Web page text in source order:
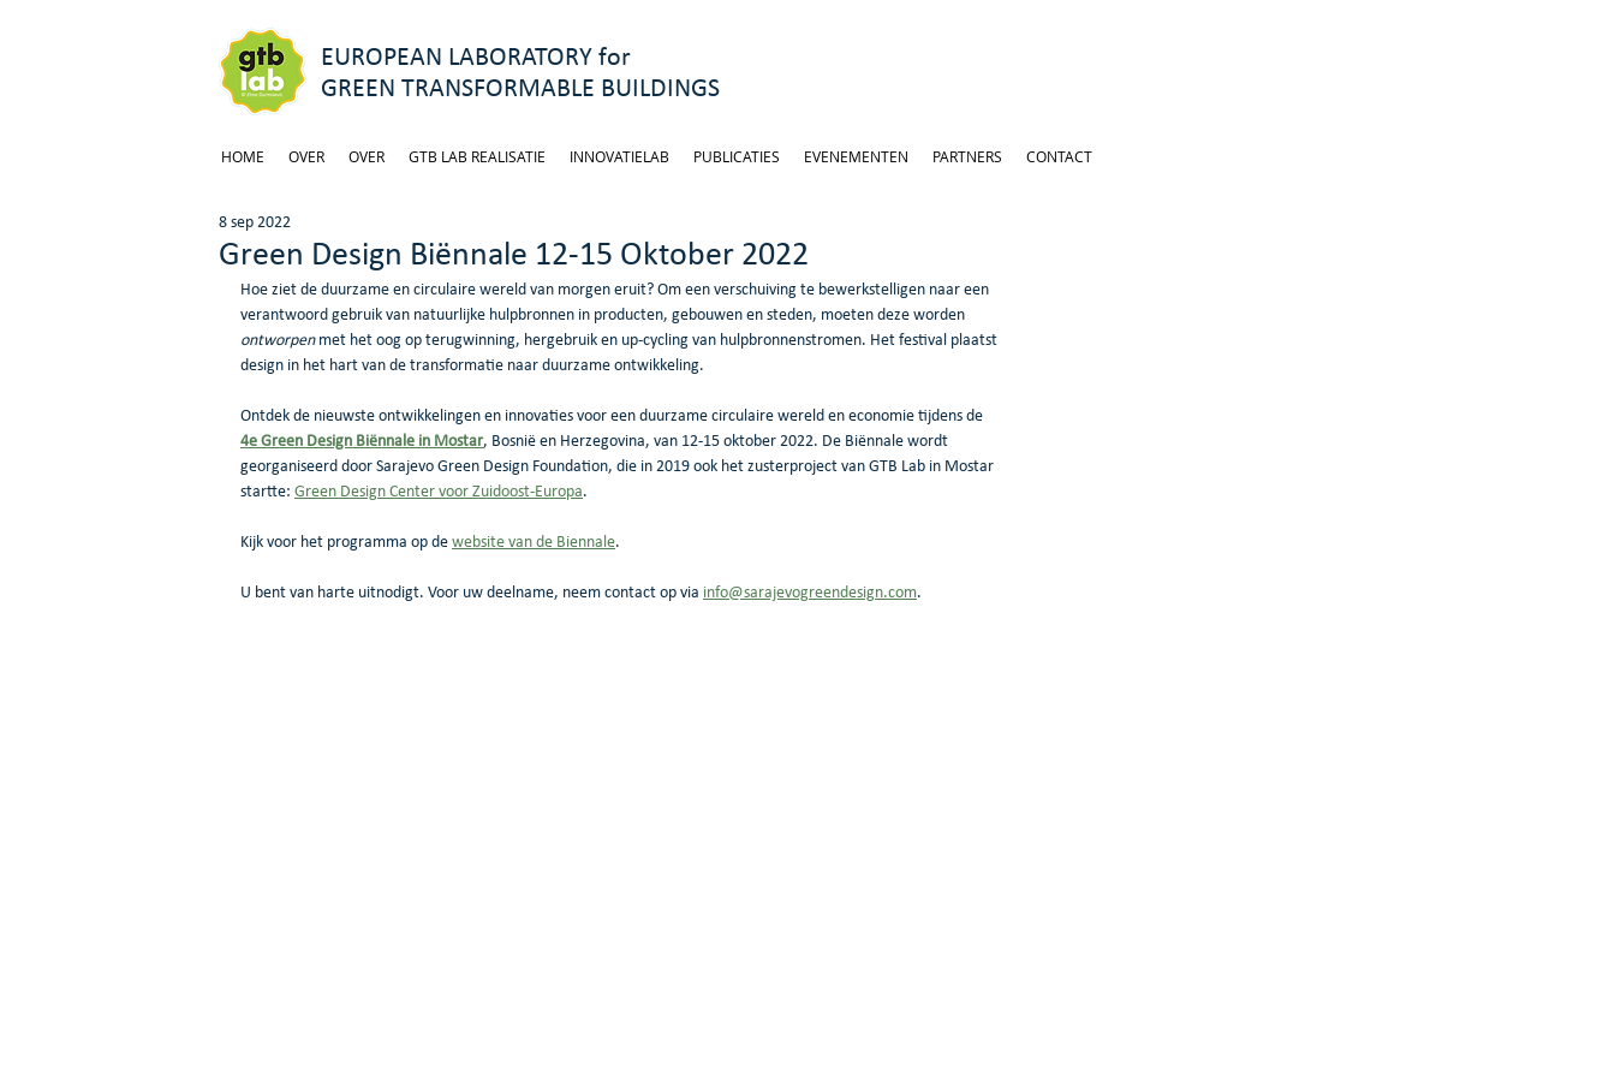
EUROPEAN LABORATORY for
GREEN TRANSFORMABLE BUILDINGS
HOME OVER OVER GTB LAB REALISATIE INNOVATIELAB PUBLICATIES EVENEMENTEN PARTNERS CONTACT
Green Design Biënnale 12-15 Oktober 2022
8 sep 2022
Hoe ziet de duurzame en circulaire wereld van morgen eruit? Om een verschuiving te bewerkstelligen naar een
verantwoord gebruik van natuurlijke hulpbronnen in producten, gebouwen en steden, moeten deze worden
ontworpen met het oog op terugwinning, hergebruik en up-cycling van hulpbronnenstromen. Het festival plaatst
design in het hart van de transformatie naar duurzame ontwikkeling.
Ontdek de nieuwste ontwikkelingen en innovaties voor een duurzame circulaire wereld en economie tijdens de
4e Green Design Biënnale in Mostar, Bosnië en Herzegovina, van 12-15 oktober 2022. De Biënnale wordt
georganiseerd door Sarajevo Green Design Foundation, die in 2019 ook het zusterproject van GTB Lab in Mostar
startte: Green Design Center voor Zuidoost-Europa.
Kijk voor het programma op de website van de Biennale.
U bent van harte uitnodigt. Voor uw deelname, neem contact op via info@sarajevogreendesign.com.